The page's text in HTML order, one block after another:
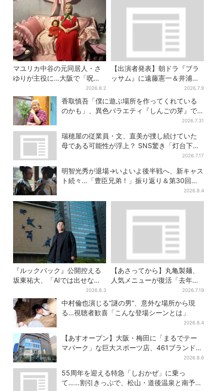
マユリカ中谷の元同居人・さ
ゆりが主役に…大阪で「呪物
展」開催、コンセプトは“呪物
たちのお茶会”
2026.8.2
【出演者発表】朝ドラ『ブラ
ッサム』に遠藤憲一＆井浦
新、SNS期待の声「キャステ
ィング神！」
2026.7.9
香取慎吾「僕に遊ぶ場所を作ってくれている
のかも」、異色バラエティ『しんごの芽』で
2026.7.31
瑞穂屋の従業員・文、直美が捜し続けていた
母である可能性が浮上？ SNS驚き「灯台下暗
2026.7.17
明智光秀が退場→いよいよ後半戦へ、新キャス
ト続々…「豊臣兄弟！」振り返り＆第30回あ
2026.8.4
『ルックバック』公開控える
坂東祐大、「AIでは出せない
質感がある」映画音楽へのこ
だわり
2026.8.3
【あさってから】丸亀製麺、
人気メニューが復活「去年め
っちゃハマった」「待ってた
よ！」「夏の救世主」
2026.7.19
中村倫也演じる“謎の男”、意外な場所から現
る…視聴者歓喜「こんな登場シーンとは」
2026.8.4
【あすオープン】大阪・梅田に「まるでテー
マパーク」な巨大スポーツ店、461ブランド集
2026.8.6
55周年を迎える特急「しおかぜ」に乗っ
て……割引きっぷで、松山・道後温泉と南予を